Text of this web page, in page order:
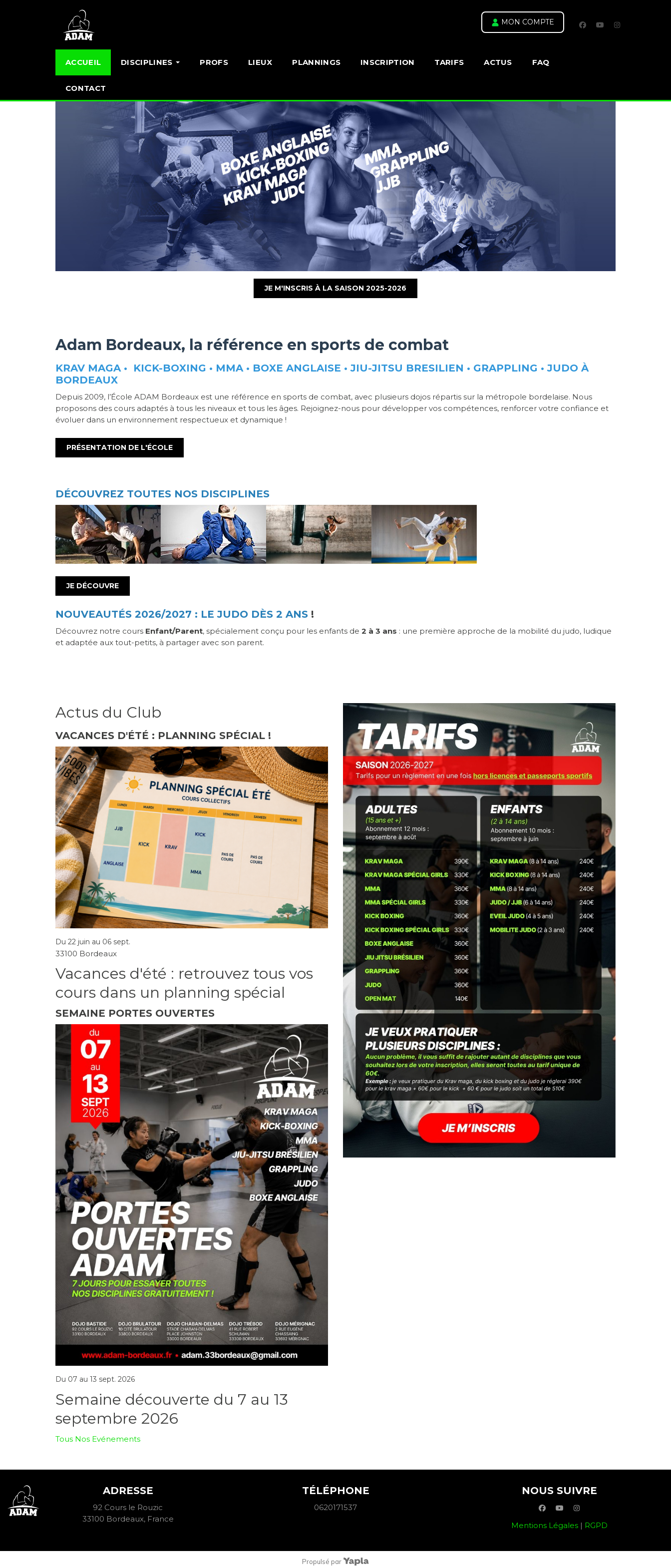
MON COMPTE facebookyoutubeinstagram
ACCUEIL DISCIPLINES PROFS LIEUX PLANNINGS INSCRIPTION TARIFS ACTUS FAQ
CONTACT
JE M'INSCRIS À LA SAISON 2025-2026
Adam Bordeaux, la référence en sports de combat
KRAV MAGA • KICK-BOXING • MMA • BOXE ANGLAISE • JIU-JITSU BRESILIEN • GRAPPLING • JUDO À
BORDEAUX
Depuis 2009, l’École ADAM Bordeaux est une référence en sports de combat, avec plusieurs dojos répartis sur la métropole bordelaise. Nous
proposons des cours adaptés à tous les niveaux et tous les âges. Rejoignez-nous pour développer vos compétences, renforcer votre confiance et
évoluer dans un environnement respectueux et dynamique !
PRÉSENTATION DE L'ÉCOLE
DÉCOUVREZ TOUTES NOS DISCIPLINES
JE DÉCOUVRE
NOUVEAUTÉS 2026/2027 : LE JUDO DÈS 2 ANS !
Découvrez notre cours Enfant/Parent, spécialement conçu pour les enfants de 2 à 3 ans : une première approche de la mobilité du judo, ludique
et adaptée aux tout-petits, à partager avec son parent.
Actus du Club
VACANCES D'ÉTÉ : PLANNING SPÉCIAL !
Du 22 juin au 06 sept.
33100 Bordeaux
Vacances d'été : retrouvez tous vos
cours dans un planning spécial
SEMAINE PORTES OUVERTES
Du 07 au 13 sept. 2026
Semaine découverte du 7 au 13
septembre 2026
Tous Nos Evénements
ADRESSE
92 Cours le Rouzic
33100 Bordeaux, France
TÉLÉPHONE
0620171537
NOUS SUIVRE
facebookyoutubeinstagram
Mentions Légales| RGPD
Propulsé par